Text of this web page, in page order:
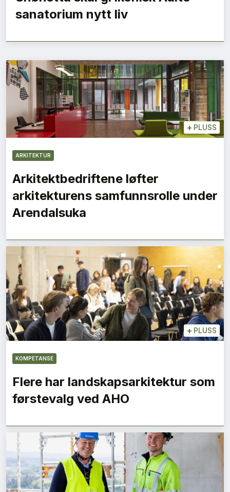
sanatorium nytt liv
+ PLUSS
ARKITEKTUR
Arkitektbedriftene løfter
arkitekturens samfunnsrolle under
Arendalsuka
+ PLUSS
KOMPETANSE
Flere har landskapsarkitektur som
førstevalg ved AHO